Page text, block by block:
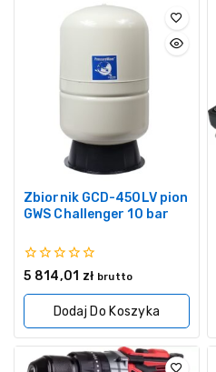
Zbiornik GCD-450LV pion
GWS Challenger 10 bar
0
5
5 814,01 zł brutto
Dodaj Do Koszyka